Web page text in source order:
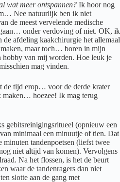
wat meer ontspannen? Ik hoor nog
Nee natuurlijk ben ik niet
de meest vervelende medische
onder verdoving of niet. OK, ik
afdeling kaakchirurgie het allemaal
maken, maar toch… boren in mijn
hobby van mij worden. Hoe leuk je
mag vinden.
de tijd erop… voor de derde krater
maken… hoezee! Ik mag terug
gebitsreinigingsritueel (opnieuw een
minimaal een minuutje of tien. Dat
tandenpoetsen (liefst twee
niet altijd van komen). Vervolgens
Na het flossen, is het de beurt
waar de tandenragers dan niet
slotte aan de gang met